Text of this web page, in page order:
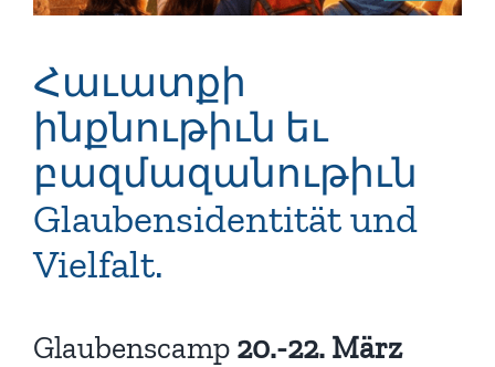
Հաւատքի
ինքնութիւն եւ
բազմազանութիւն
Glaubensidentität und
Vielfalt.
Glaubenscamp 20.-22. März